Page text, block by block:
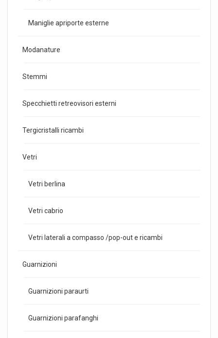
Maniglie apriporte esterne
Modanature
Stemmi
Specchietti retreovisori esterni
Tergicristalli ricambi
Vetri
Vetri berlina
Vetri cabrio
Vetri laterali a compasso /pop-out e ricambi
Guarnizioni
Guarnizioni paraurti
Guarnizioni parafanghi